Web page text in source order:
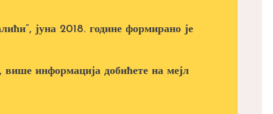
јуна 2018. године формирано је
информација добићете на мејл